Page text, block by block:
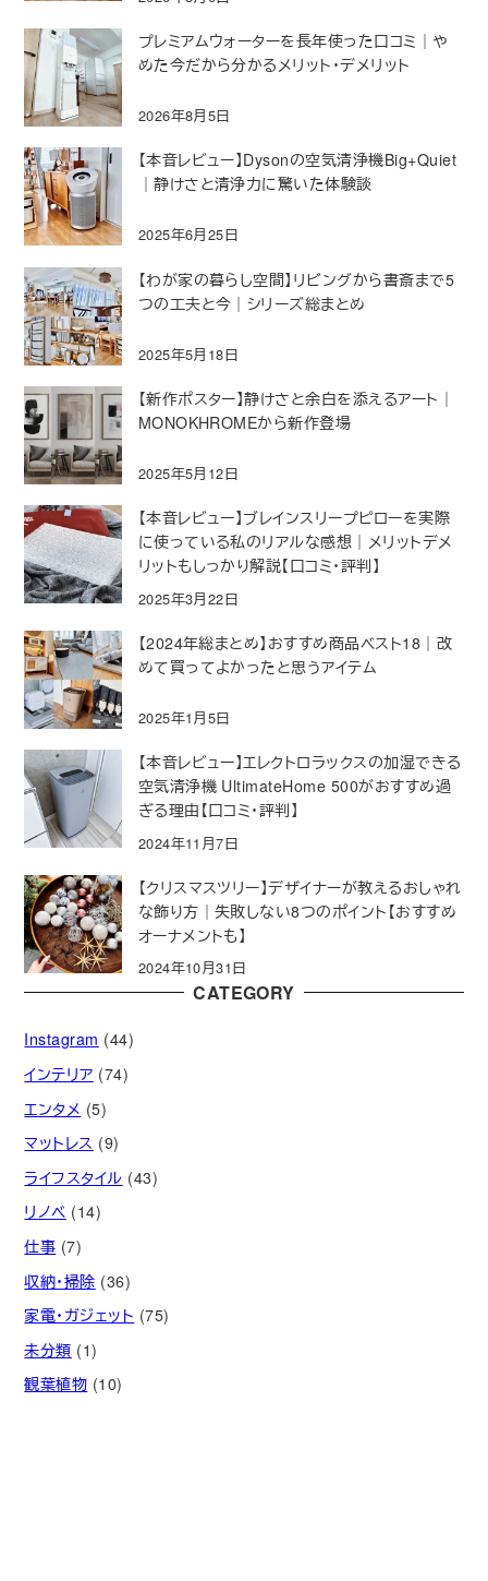
プレミアムウォーターを長年使った口コミ｜や
めた今だから分かるメリット・デメリット
2026年8月5日
【本音レビュー】Dysonの空気清浄機Big+Quiet
｜静けさと清浄力に驚いた体験談
2025年6月25日
【わが家の暮らし空間】リビングから書斎まで5
つの工夫と今｜シリーズ総まとめ
2025年5月18日
【新作ポスター】静けさと余白を添えるアート｜
MONOKHROMEから新作登場
2025年5月12日
【本音レビュー】ブレインスリープピローを実際
に使っている私のリアルな感想｜メリットデメ
リットもしっかり解説【口コミ・評判】
2025年3月22日
【2024年総まとめ】おすすめ商品ベスト18｜改
めて買ってよかったと思うアイテム
2025年1月5日
【本音レビュー】エレクトロラックスの加湿できる
空気清浄機 UltimateHome 500がおすすめ過
ぎる理由【口コミ・評判】
2024年11月7日
【クリスマスツリー】デザイナーが教えるおしゃれ
な飾り方｜失敗しない8つのポイント【おすすめ
オーナメントも】
2024年10月31日
CATEGORY
Instagram (44)
インテリア (74)
エンタメ (5)
マットレス (9)
ライフスタイル (43)
リノベ (14)
仕事 (7)
収納・掃除 (36)
家電・ガジェット (75)
未分類 (1)
観葉植物 (10)